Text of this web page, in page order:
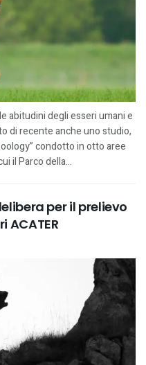
abitudini degli esseri umani e
di recente anche uno studio,
condotto in otto aree
il Parco della...
per il prelievo
ACATER